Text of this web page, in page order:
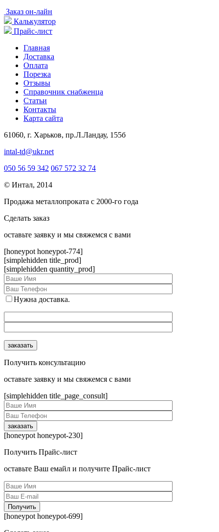
Заказ он-лайн
Калькулятор
Прайс-лист
Главная
Доставка
Оплата
Порезка
Отзывы
Справочник снабженца
Статьи
Контакты
Карта сайта
61060, г. Харьков, пр.Л.Ландау, 155б
intal-td@ukr.net
050 56 59 342 067 572 32 74
© Интал, 2014
Продажа металлопроката с 2000-го года
Сделать заказ
оcтавьте заявку и мы свяжемся с вами
[honeypot honeypot-774]
[simplehidden title_prod]
[simplehidden quantity_prod]
Нужна доставка.
Получить консультацию
оcтавьте заявку и мы свяжемся с вами
[simplehidden title_page_consult]
[honeypot honeypot-230]
Получить Прайс-лист
оcтавьте Ваш емайл и получите Прайс-лист
[honeypot honeypot-699]